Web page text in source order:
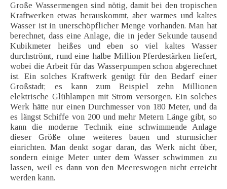
Große Wassermengen sind nötig, damit bei den tropischen
Kraftwerken etwas herauskommt, aber warmes und kaltes
Wasser ist in unerschöpflicher Menge vorhanden. Man hat
berechnet, dass eine Anlage, die in jeder Sekunde tausend
Kubikmeter heißes und eben so viel kaltes Wasser
durchströmt, rund eine halbe Million Pferdestärken liefert,
wobei die Arbeit für das Wasserpumpen schon abgerechnet
ist. Ein solches Kraftwerk genügt für den Bedarf einer
Großstadt; es kann zum Beispiel zehn Millionen
elektrische Glühlampen mit Strom versorgen. Ein solches
Werk hätte nur einen Durchmesser von 180 Meter, und da
es längst Schiffe von 200 und mehr Metern Länge gibt, so
kann die moderne Technik eine schwimmende Anlage
dieser Größe ohne weiteres bauen und sturmsicher
einrichten. Man denkt sogar daran, das Werk nicht über,
sondern einige Meter unter dem Wasser schwimmen zu
lassen, weil es dann von den Meereswogen nicht erreicht
werden kann.